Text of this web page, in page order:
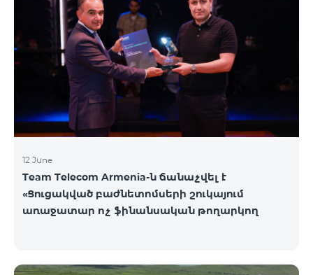
12 June
Team Telecom Armenia-ն ճանաչվել է
«Ցուցակված բաժնետոմսերի շուկայում
առաջատար ոչ ֆինանսական թողարկող